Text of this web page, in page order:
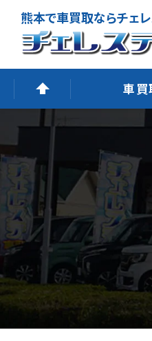
熊本で車買取ならチェ
車買
各種